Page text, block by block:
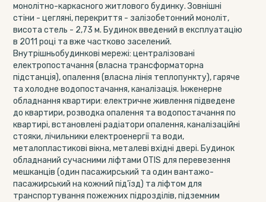
монолітно-каркасного житлового будинку. Зовнішні
стіни - цегляні, перекриття - залізобетонний моноліт,
висота стель - 2,73 м. Будинок введений в експлуатацію
в 2011 році та вже частково заселений.
Внутрішньобудинкові мережі: централізовані
електропостачання (власна трансформаторна
підстанція), опалення (власна лінія теплопункту), гаряче
та холодне водопостачання, каналізація. Інженерне
обладнання квартири: електричне живлення підведене
до квартири, розводка опалення та водопостачання по
квартирі, встановлені радіатори опалення, каналізаційні
стояки, лічильники електроенергії та води,
металопластикові вікна, металеві вхідні двері. Будинок
обладнаний сучасними ліфтами OTIS для перевезення
мешканців (один пасажирський та один вантажо-
пасажирський на кожний під'їзд) та ліфтом для
транспортування пожежних підрозділів, підземним